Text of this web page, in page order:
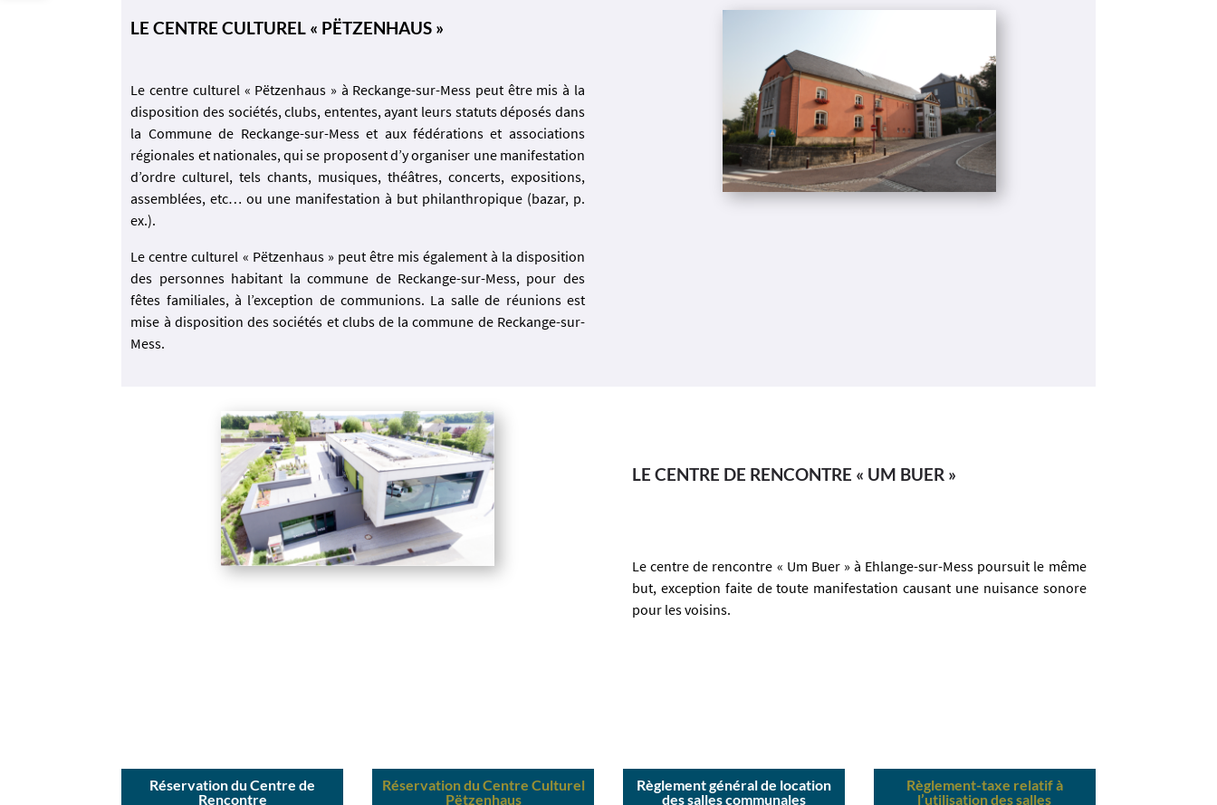
LE CENTRE CULTUREL « PËTZENHAUS »
Le centre culturel « Pëtzenhaus » à Reckange-sur-Mess peut être mis à la
disposition des sociétés, clubs, ententes, ayant leurs statuts déposés dans
la Commune de Reckange-sur-Mess et aux fédérations et associations
régionales et nationales, qui se proposent d’y organiser une manifestation
d’ordre culturel, tels chants, musiques, théâtres, concerts, expositions,
assemblées, etc… ou une manifestation à but philanthropique (bazar, p.
ex.).
Le centre culturel « Pëtzenhaus » peut être mis également à la disposition
des personnes habitant la commune de Reckange-sur-Mess, pour des
fêtes familiales, à l’exception de communions. La salle de réunions est
mise à disposition des sociétés et clubs de la commune de Reckange-sur-
Mess.
LE CENTRE DE RENCONTRE « UM BUER »
Le centre de rencontre « Um Buer » à Ehlange-sur-Mess poursuit le même
but, exception faite de toute manifestation causant une nuisance sonore
pour les voisins.
Réservation du Centre de
Rencontre
Réservation du Centre Culturel
Pëtzenhaus
Règlement général de location
des salles communales
Règlement-taxe relatif à
l’utilisation des salles